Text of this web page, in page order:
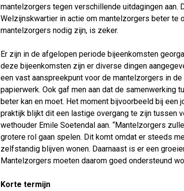
mantelzorgers tegen verschillende uitdagingen aan.
Welzijnskwartier in actie om mantelzorgers beter te
mantelzorgers nodig zijn, is zeker.
Er zijn in de afgelopen periode bijeenkomsten
deze bijeenkomsten zijn er diverse dingen
een vast aanspreekpunt voor de mantelzorgers in
papierwerk. Ook gaf men aan dat de samenwerking
beter kan en moet. Het moment bijvoorbeeld bij een
praktijk blijkt dit een lastige overgang te zijn tussen
wethouder Emile Soetendal aan. “Mantelzorgers
grotere rol gaan spelen. Dit komt omdat er steeds
zelfstandig blijven wonen. Daarnaast is er een
Mantelzorgers moeten daarom goed ondersteund
Korte termijn